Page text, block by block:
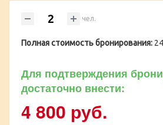
чел.
Полная стоимость бронирования:
Для подтверждения
достаточно внести:
4 800 руб.